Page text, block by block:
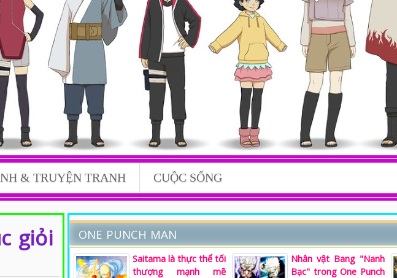
& TRUYỆN TRANH CUỘC SỐNG
giỏi ONE PUNCH MAN
Saitama là thực thể tối
thượng mạnh mẽ
Nhân vật Bang "Nanh
Bạc" trong One Punch